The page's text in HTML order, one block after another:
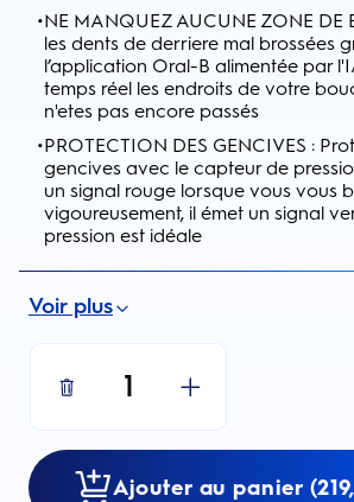
•NE MANQUEZ AUCUNE ZONE DE
les dents de derriere mal brossées
l’application Oral-B alimentée par
temps réel les endroits de votre
n'etes pas encore passés
•PROTECTION DES GENCIVES :
gencives avec le capteur de
un signal rouge lorsque vous vous
vigoureusement, il émet un signal
pression est idéale
Voir plus
1
Ajouter au panier